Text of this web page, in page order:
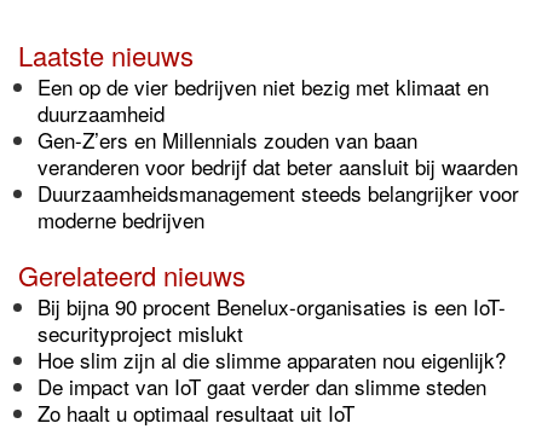
Laatste nieuws
Een op de vier bedrijven niet bezig met klimaat en
duurzaamheid
Gen-Z’ers en Millennials zouden van baan
veranderen voor bedrijf dat beter aansluit bij waarden
Duurzaamheidsmanagement steeds belangrijker voor
moderne bedrijven
Gerelateerd nieuws
Bij bijna 90 procent Benelux-organisaties is een IoT-
securityproject mislukt
Hoe slim zijn al die slimme apparaten nou eigenlijk?
De impact van IoT gaat verder dan slimme steden
Zo haalt u optimaal resultaat uit IoT